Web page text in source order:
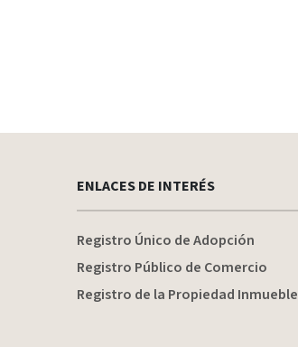
ENLACES DE INTERÉS
Registro Único de Adopción
Registro Público de Comercio
Registro de la Propiedad Inmueble